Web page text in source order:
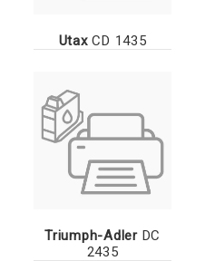
UtaxCD 1435
Triumph-AdlerDC
2435